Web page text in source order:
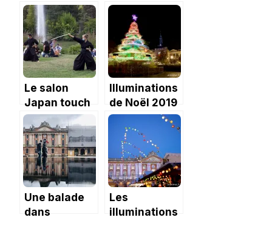
Toulouse en
novembre
2019
Toulouse :
Verfeil
Le salon
Japan touch
à Toulouse
édition 2020
Illuminations
de Noël 2019
à Toulouse
Une balade
dans
Les
illuminations